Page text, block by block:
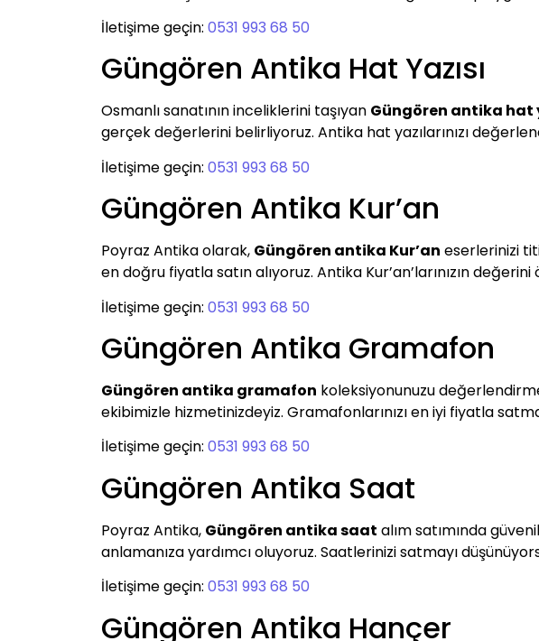
İletişime geçin: 0531 993 68 50
Güngören Antika Hat Yazısı
Osmanlı sanatının inceliklerini taşıyan Güngören antika hat
gerçek değerlerini belirliyoruz. Antika hat yazılarınızı
İletişime geçin: 0531 993 68 50
Güngören Antika Kur’an
Poyraz Antika olarak, Güngören antika Kur’an eserlerinizi
en doğru fiyatla satın alıyoruz. Antika Kur’an’larınızın
İletişime geçin: 0531 993 68 50
Güngören Antika Gramafon
Güngören antika gramafon koleksiyonunuzu
ekibimizle hizmetinizdeyiz. Gramafonlarınızı en iyi fiyatla
İletişime geçin: 0531 993 68 50
Güngören Antika Saat
Poyraz Antika, Güngören antika saat alım satımında
anlamanıza yardımcı oluyoruz. Saatlerinizi satmayı
İletişime geçin: 0531 993 68 50
Güngören Antika Hançer